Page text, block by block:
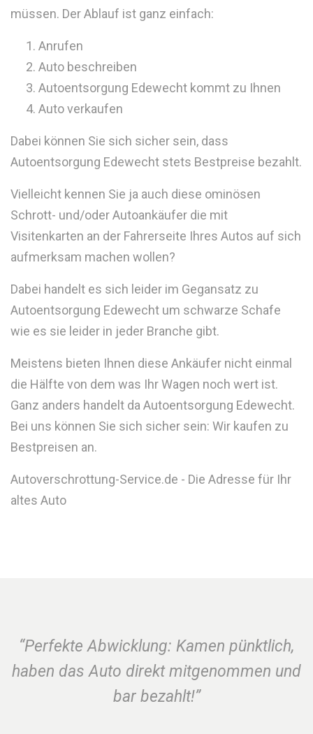
müssen. Der Ablauf ist ganz einfach:
Anrufen
Auto beschreiben
Autoentsorgung Edewecht kommt zu Ihnen
Auto verkaufen
Dabei können Sie sich sicher sein, dass
Autoentsorgung Edewecht stets Bestpreise bezahlt.
Vielleicht kennen Sie ja auch diese ominösen
Schrott- und/oder Autoankäufer die mit
Visitenkarten an der Fahrerseite Ihres Autos auf sich
aufmerksam machen wollen?
Dabei handelt es sich leider im Gegansatz zu
Autoentsorgung Edewecht um schwarze Schafe
wie es sie leider in jeder Branche gibt.
Meistens bieten Ihnen diese Ankäufer nicht einmal
die Hälfte von dem was Ihr Wagen noch wert ist.
Ganz anders handelt da Autoentsorgung Edewecht.
Bei uns können Sie sich sicher sein: Wir kaufen zu
Bestpreisen an.
Autoverschrottung-Service.de - Die Adresse für Ihr
altes Auto
“Perfekte Abwicklung: Kamen pünktlich,
haben das Auto direkt mitgenommen und
bar bezahlt!”